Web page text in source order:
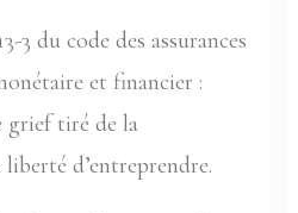
3 du code des assurances
et financier :
grief tiré de la
liberté d’entreprendre.